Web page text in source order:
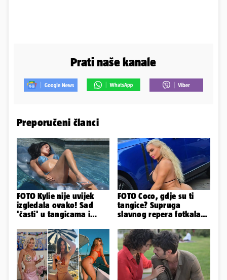
Prati naše kanale
Preporučeni članci
FOTO Kylie nije uvijek
izgledala ovako! Sad
'časti' u tangicama i
nož'...
FOTO Coco, gdje su ti
tangice? Supruga
slavnog repera fotkala
sve